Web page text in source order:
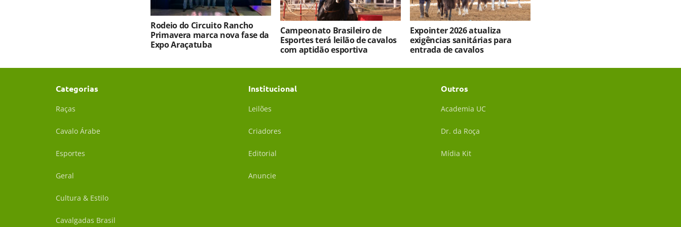
Rodeio do Circuito Rancho
Primavera marca nova fase da
Expo Araçatuba
Campeonato Brasileiro de
Esportes terá leilão de cavalos
com aptidão esportiva
Expointer 2026 atualiza
exigências sanitárias para
entrada de cavalos
Categorias
Raças
Cavalo Árabe
Esportes
Geral
Cultura & Estilo
Cavalgadas Brasil
Institucional
Leilões
Criadores
Editorial
Anuncie
Outros
Academia UC
Dr. da Roça
Mídia Kit